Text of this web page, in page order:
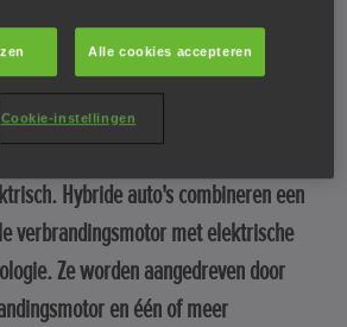
auto's zijn er ook hybride en
Hybride auto's combineren een
verbrandingsmotor met elektrische
Ze worden aangedreven door
en één of meer
Alle cookies accepteren
Cookie-instellingen